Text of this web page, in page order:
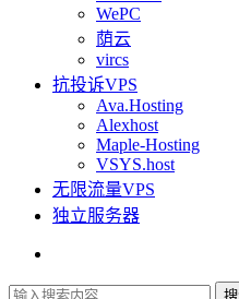
WePC
荫云
vircs
抗投诉VPS
Ava.Hosting
Alexhost
Maple-Hosting
VSYS.host
无限流量VPS
独立服务器